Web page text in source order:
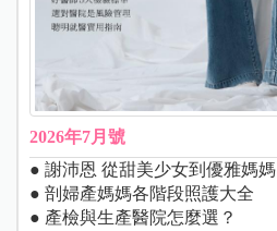
2026年7月號
● 謝沛恩 從甜美少女到優雅媽媽
● 剖婦產媽媽各階段照護大全
● 產檢與生產醫院怎麼選？